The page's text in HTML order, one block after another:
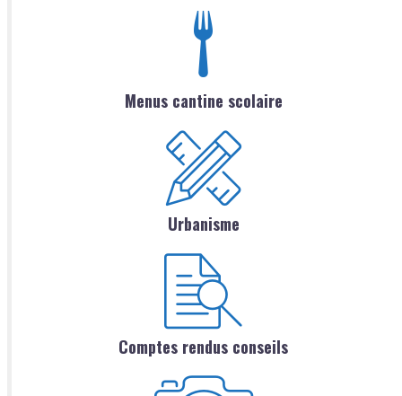
Menus cantine scolaire
Urbanisme
Comptes rendus conseils